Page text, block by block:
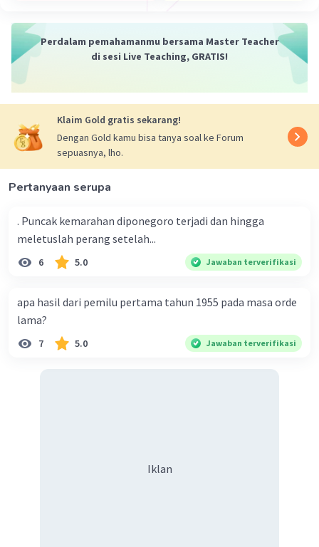
Perdalam pemahamanmu bersama Master Teacher
di sesi Live Teaching, GRATIS!
Klaim Gold gratis sekarang!
Dengan Gold kamu bisa tanya soal ke Forum
sepuasnya, lho.
Pertanyaan serupa
. Puncak kemarahan diponegoro terjadi dan hingga
meletuslah perang setelah...
6 5.0 Jawaban terverifikasi
apa hasil dari pemilu pertama tahun 1955 pada masa orde
lama?
7 5.0 Jawaban terverifikasi
Iklan